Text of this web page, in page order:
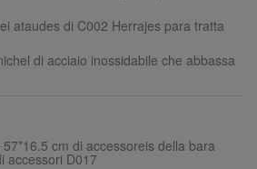
ataudes di C002 Herrajes para tratta
di acciaio inossidabile che abbassa
cm di accessoreis della bara
accessori D017